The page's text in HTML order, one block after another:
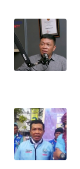
WN
SULBAR
WN
SUMBAR
WN